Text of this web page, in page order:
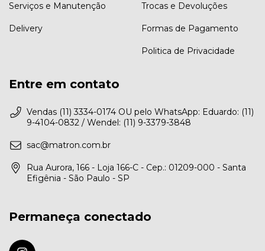
Serviços e Manutenção
Delivery
Trocas e Devoluções
Formas de Pagamento
Politica de Privacidade
Entre em contato
Vendas (11) 3334-0174 OU pelo WhatsApp: Eduardo: (11)
9-4104-0832 / Wendel: (11) 9-3379-3848
sac@matron.com.br
Rua Aurora, 166 - Loja 166-C - Cep.: 01209-000 - Santa
Efigênia - São Paulo - SP
Permaneça conectado